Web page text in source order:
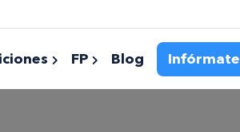
FP Blog Infórmate